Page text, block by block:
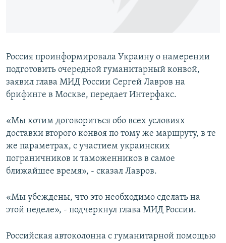
УКРАИНСКАЯ ПРОБЛЕМА КРЫМА
Все сайты RFE/RL
Россия проинформировала Украину о намерении
подготовить очередной гуманитарный конвой,
заявил глава МИД России Сергей Лавров на
брифинге в Москве, передает Интерфакс.
«Мы хотим договориться обо всех условиях
доставки второго конвоя по тому же маршруту, в те
же параметрах, с участием украинских
пограничников и таможенников в самое
ближайшее время», ‑ сказал Лавров.
«Мы убеждены, что это необходимо сделать на
этой неделе», ‑ подчеркнул глава МИД России.
Российская автоколонна с гуманитарной помощью